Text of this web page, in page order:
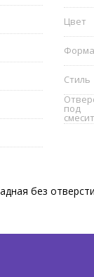
Цвет
Форма
Стиль
под
без